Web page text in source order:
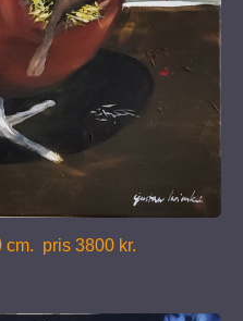
pris 3800 kr.